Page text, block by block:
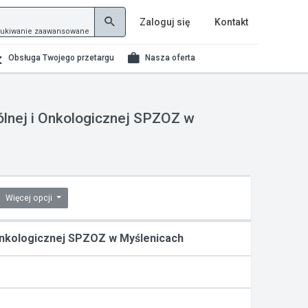
zaawansowane
Zaloguj się Kontakt
Obsługa Twojego przetargu Nasza oferta
i Onkologicznej SPZOZ w
Więcej opcji
SPZOZ w Myślenicach